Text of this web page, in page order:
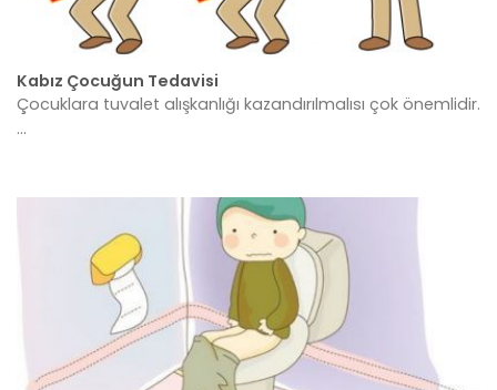
Kabız Çocuğun Tedavisi
Çocuklara tuvalet alışkanlığı kazandırılmalısı çok önemlidir.
...